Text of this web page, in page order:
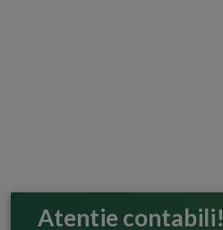
Atentie contabili!